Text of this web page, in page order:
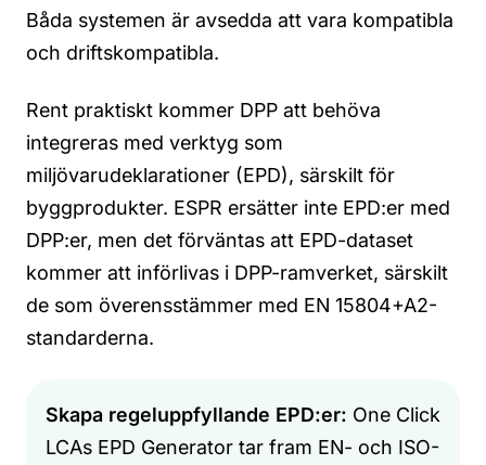
Båda systemen är avsedda att vara kompatibla
och driftskompatibla.
Rent praktiskt kommer DPP att behöva
integreras med verktyg som
miljövarudeklarationer (EPD), särskilt för
byggprodukter. ESPR ersätter inte EPD:er med
DPP:er, men det förväntas att EPD-dataset
kommer att införlivas i DPP-ramverket, särskilt
de som överensstämmer med EN 15804+A2-
standarderna.
Skapa regeluppfyllande EPD:er: One Click
LCAs EPD Generator tar fram EN- och ISO-